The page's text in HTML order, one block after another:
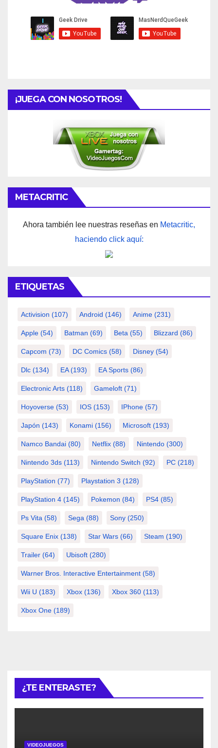
¡JUEGA CON NOSOTROS!
METACRITIC
Ahora también lee nuestras reseñas en Metacritic,
haciendo click aquí:
ETIQUETAS
Activision (107) Android (146) Anime (231)
Apple (54) Batman (69) Beta (55) Blizzard (86)
Capcom (73) DC Comics (58) Disney (54)
Dlc (134) EA(193) EA Sports (86)
Electronic Arts (118) Gameloft (71)
Hoyoverse (53) IOS (153) IPhone (57)
Japón (143) Konami (156) Microsoft (193)
Namco Bandai (80) Netflix (88) Nintendo (300)
Nintendo 3ds (113) Nintendo Switch (92) PC (218)
PlayStation (77) Playstation 3 (128)
PlayStation 4 (145) Pokemon (84) PS4 (85)
Ps Vita (58) Sega (88) Sony (250)
Square Enix (138) Star Wars (66) Steam (190)
Trailer (64) Ubisoft (280)
Warner Bros. Interactive Entertainment (58)
Wii U (183) Xbox (136) Xbox 360 (113)
Xbox One (189)
¿TE ENTERASTE?
VIDEOJUEGOS